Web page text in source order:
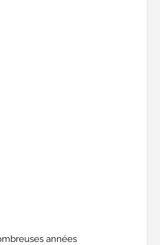
années